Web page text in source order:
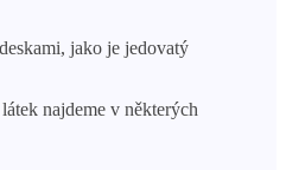
jako je jedovatý
najdeme v některých